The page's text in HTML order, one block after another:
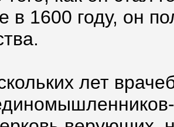
в 1600 году, он
лет